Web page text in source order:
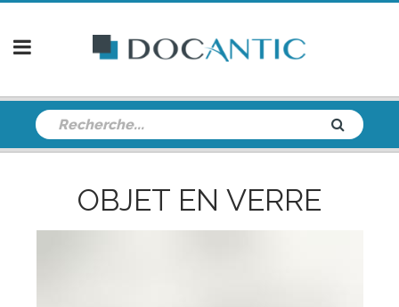
OBJET EN VERRE